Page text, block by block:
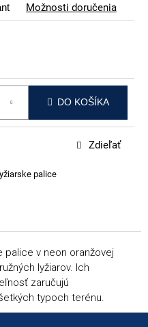
Možnosti doručenia
DO KOŠÍKA
palice
Zdieľať
palice v neon oranžovej
lyžiarov. Ich
zaručujú
typoch terénu.